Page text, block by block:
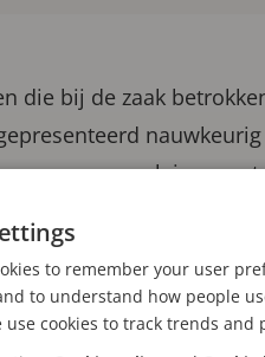
die bij de zaak
om een vervolging aan
we naar de
hoe videobeelden,
to remember your user
to understand how people
use cookies to track trends